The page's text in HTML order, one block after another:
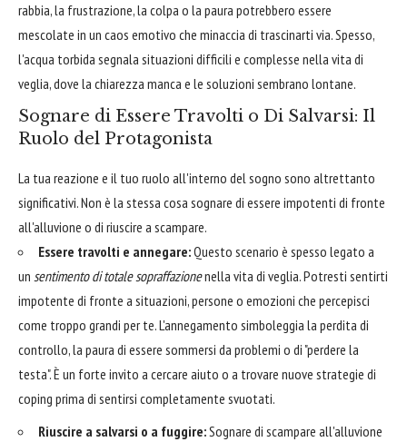
rabbia, la frustrazione, la colpa o la paura potrebbero essere
mescolate in un caos emotivo che minaccia di trascinarti via. Spesso,
l'acqua torbida segnala situazioni difficili e complesse nella vita di
veglia, dove la chiarezza manca e le soluzioni sembrano lontane.
Sognare di Essere Travolti o Di Salvarsi: Il
Ruolo del Protagonista
La tua reazione e il tuo ruolo all'interno del sogno sono altrettanto
significativi. Non è la stessa cosa sognare di essere impotenti di fronte
all'alluvione o di riuscire a scampare.
Essere travolti e annegare:Questo scenario è spesso legato a
un sentimento di totale sopraffazionenella vita di veglia. Potresti sentirti
impotente di fronte a situazioni, persone o emozioni che percepisci
come troppo grandi per te. L'annegamento simboleggia la perdita di
controllo, la paura di essere sommersi da problemi o di "perdere la
testa". È un forte invito a cercare aiuto o a trovare nuove strategie di
coping prima di sentirsi completamente svuotati.
Riuscire a salvarsi o a fuggire:Sognare di scampare all'alluvione